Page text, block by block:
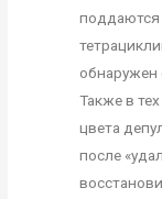
поддаются
обнаружен
Также в
цвета
после